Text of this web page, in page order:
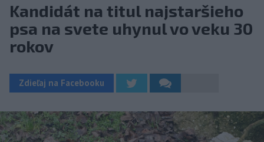
Kandidát na titul najstaršieho
psa na svete uhynul vo veku 30
rokov
Zdieľaj na Facebooku